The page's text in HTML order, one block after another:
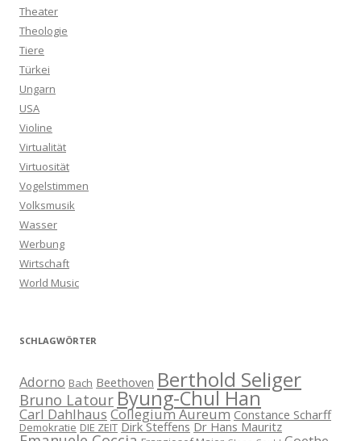
Theater
Theologie
Tiere
Türkei
Ungarn
USA
Violine
Virtualität
Virtuosität
Vogelstimmen
Volksmusik
Wasser
Werbung
Wirtschaft
World Music
SCHLAGWÖRTER
Adorno Bach Beethoven Berthold Seliger
Bruno Latour Byung-Chul Han
Carl Dahlhaus Collegium Aureum Constance Scharff
Demokratie DIE ZEIT Dirk Steffens Dr Hans Mauritz